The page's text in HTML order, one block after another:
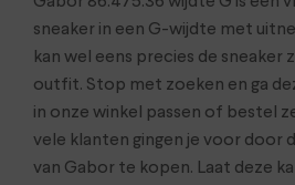
sneaker in een G-wijdte met
kan wel eens precies de sneaker
outfit. Stop met zoeken en ga
in onze winkel passen of bestel
vele klanten gingen je voor door
van Gabor te kopen. Laat deze